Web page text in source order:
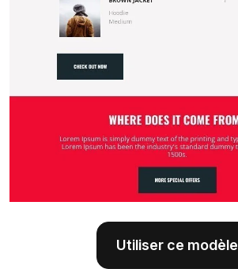
Utiliser ce modèle